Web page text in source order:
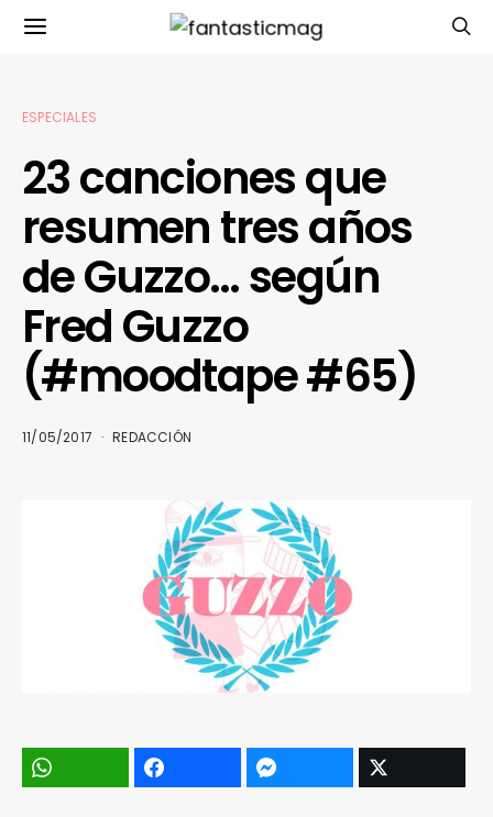
ESPECIALES
23 canciones que
resumen tres años
de Guzzo… según
Fred Guzzo
(#moodtape #65)
11/05/2017 REDACCIÓN